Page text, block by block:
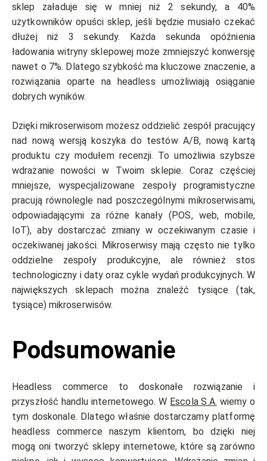
sklep załaduje się w mniej niż 2 sekundy, a 40%
użytkowników opuści sklep, jeśli będzie musiało czekać
dłużej niż 3 sekundy. Każda sekunda opóźnienia
ładowania witryny sklepowej może zmniejszyć konwersję
nawet o 7%. Dlatego szybkość ma kluczowe znaczenie, a
rozwiązania oparte na headless umożliwiają osiąganie
dobrych wyników.
Dzięki mikroserwisom możesz oddzielić zespół pracujący
nad nową wersją koszyka do testów A/B, nową kartą
produktu czy modułem recenzji. To umożliwia szybsze
wdrażanie nowości w Twoim sklepie. Coraz częściej
mniejsze, wyspecjalizowane zespoły programistyczne
pracują równolegle nad poszczególnymi mikroserwisami,
odpowiadającymi za różne kanały (POS, web, mobile,
IoT), aby dostarczać zmiany w oczekiwanym czasie i
oczekiwanej jakości. Mikroserwisy mają często nie tylko
oddzielne zespoły produkcyjne, ale również stos
technologiczny i daty oraz cykle wydań produkcyjnych. W
największych sklepach można znaleźć tysiące (tak,
tysiące) mikroserwisów.
Podsumowanie
Headless commerce to doskonałe rozwiązanie i
przyszłość handlu internetowego. W Escola S.A. wiemy o
tym doskonale. Dlatego właśnie dostarczamy platformę
headless commerce naszym klientom, bo dzięki niej
mogą oni tworzyć sklepy internetowe, które są zarówno